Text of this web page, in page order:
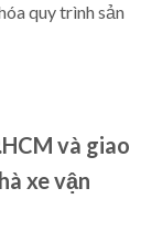
quy trình sản
và giao
xe vận